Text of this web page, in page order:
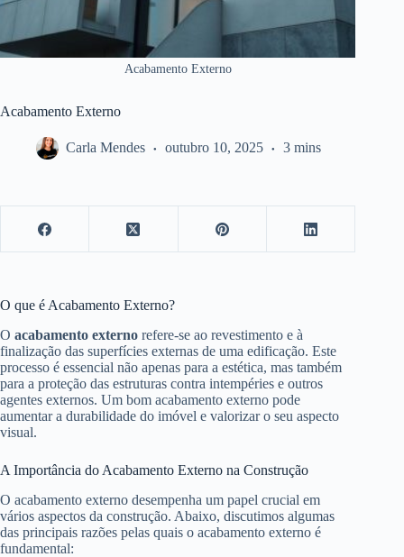
Acabamento Externo
Acabamento Externo
Carla Mendes outubro 10, 2025 3 mins
O que é Acabamento Externo?
O acabamento externo refere-se ao revestimento e à
finalização das superfícies externas de uma edificação. Este
processo é essencial não apenas para a estética, mas também
para a proteção das estruturas contra intempéries e outros
agentes externos. Um bom acabamento externo pode
aumentar a durabilidade do imóvel e valorizar o seu aspecto
visual.
A Importância do Acabamento Externo na Construção
O acabamento externo desempenha um papel crucial em
vários aspectos da construção. Abaixo, discutimos algumas
das principais razões pelas quais o acabamento externo é
fundamental: